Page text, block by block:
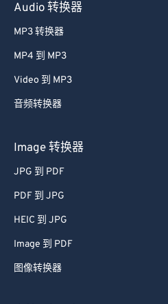
Audio 转换器
MP3 转换器
MP4 到 MP3
Video 到 MP3
音频转换器
Image 转换器
JPG 到 PDF
PDF 到 JPG
HEIC 到 JPG
Image 到 PDF
图像转换器